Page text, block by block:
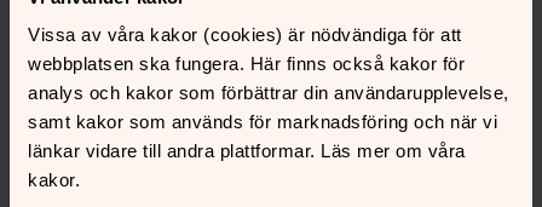
Vissa av våra kakor (cookies) är nödvändiga för att
webbplatsen ska fungera. Här finns också kakor för
analys och kakor som förbättrar din användarupplevelse,
samt kakor som används för marknadsföring och när vi
länkar vidare till andra plattformar. Läs mer om våra
kakor.
digitala gudstjänster, andakter och mycket annat om du
är osäker på hur du ska göra för att hitta rätt på Youtube
och Facebook.